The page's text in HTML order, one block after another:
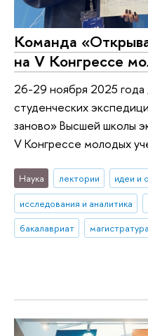
Команда
на V Конгрессе
26-29 ноября 2025 года
студенческих
заново» Высшей школы
V Конгрессе молодых
Наука лектории идеи и
исследования и аналитика
бакалавриат
магистратура